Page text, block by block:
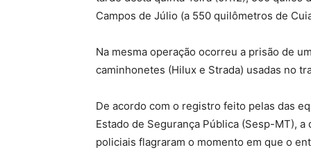
Campos de Júlio (a 550 quilômetros de
Na mesma operação ocorreu a prisão de
caminhonetes (Hilux e Strada) usadas no
De acordo com o registro feito pelas das
Estado de Segurança Pública (Sesp-MT),
policiais flagraram o momento em que o